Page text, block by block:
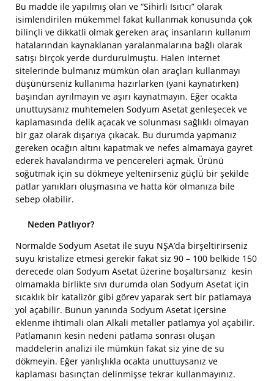
Bu madde ile yapılmış olan ve “Sihirli Isıtıcı” olarak
isimlendirilen mükemmel fakat kullanmak konusunda çok
bilinçli ve dikkatli olmak gereken araç insanların kullanım
hatalarından kaynaklanan yaralanmalarına bağlı olarak
satışı birçok yerde durdurulmuştu. Halen internet
sitelerinde bulmanız mümkün olan araçları kullanmayı
düşünürseniz kullanıma hazırlarken (yani kaynatırken)
başından ayrılmayın ve aşırı kaynatmayın. Eğer ocakta
unuttuysanız muhtemelen Sodyum Asetat genleşecek ve
kaplamasında delik açacak ve solunması sağlıklı olmayan
bir gaz olarak dışarıya çıkacak. Bu durumda yapmanız
gereken ocağın altını kapatmak ve nefes almamaya gayret
ederek havalandırma ve pencereleri açmak. Ürünü
soğutmak için su dökmeye yeltenirseniz güçlü bir şekilde
patlar yanıkları oluşmasına ve hatta kör olmanıza bile
sebep olabilir.
Neden Patlıyor?
Normalde Sodyum Asetat ile suyu NŞA’da birşeltirirseniz
suyu kristalize etmesi gerekir fakat siz 90 – 100 belkide 150
derecede olan Sodyum Asetat üzerine boşaltırsanız kesin
olmamakla birlikte sıvı durumda olan Sodyum Asetat için
sıcaklık bir katalizör gibi görev yaparak sert bir patlamaya
yol açabilir. Bunun yanında Sodyum Asetat içersine
eklenme ihtimali olan Alkali metaller patlamya yol açabilir.
Patlamanın kesin nedeni patlama sonrası oluşan
maddelerin analizi ile mümkün fakat siz yine de su
dökmeyin. Eğer yanlışlıkla ocakta unuttuysanız ve
kaplaması basınçtan delinmişse tekrar kullanmayınız.